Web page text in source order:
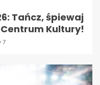
Tańcz, śpiewaj
Kultury!
7